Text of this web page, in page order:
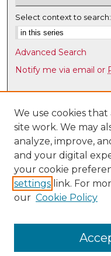
Select context to search:
Advanced Search
Notify me via email or
Browse
Collections
Disciplines
Authors
Author Corner
Author FAQ
Research Data
We use cookies
site work. We may
analyze, improve,
and your digital
your cookie
settings link. For
our Cookie Policy